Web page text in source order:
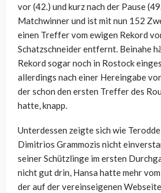
vor (42.) und kurz nach der Pause
Matchwinner und ist mit nun 152
einen Treffer vom ewigen Rekord
Schatzschneider entfernt. Beinahe
Rekord sogar noch in Rostock
allerdings nach einer Hereingabe
der schon den ersten Treffer des
hatte, knapp.
Unterdessen zeigte sich wie
Dimitrios Grammozis nicht
seiner Schützlinge im ersten
nicht gut drin, Hansa hatte mehr vom
der auf der vereinseigenen